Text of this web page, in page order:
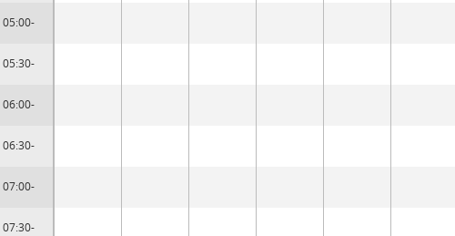
05:00-
05:30-
06:00-
06:30-
07:00-
07:30-